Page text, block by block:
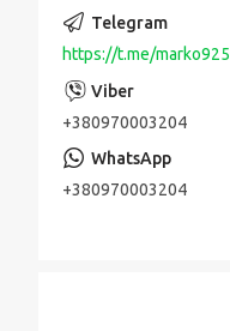
https://t.me/marko925
+380970003204
+380970003204